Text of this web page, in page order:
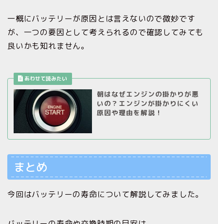
一概にバッテリーが原因とは言えないので微妙です
が、一つの要因として考えられるので確認してみても
良いかも知れません。
朝はなぜエンジンの掛かりが悪
いの？エンジンが掛かりにくい
原因や理由を解説！
まとめ
今回はバッテリーの寿命について解説してみました。